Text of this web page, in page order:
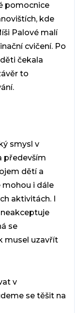
pomocnice
kde
Palové malí
cvičení. Po
čekala
to
smysl v
především
dětí a
mohou i dále
aktivitách. I
se
musel uzavřít
v
se těšit na